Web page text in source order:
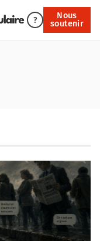
?
Nous
soutenir